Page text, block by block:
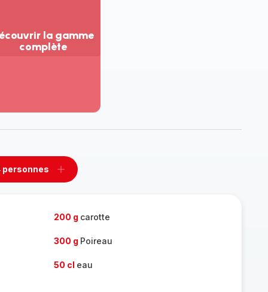
la gamme
complète
personnes
Ajouter
200 g carotte
300 g Poireau
50 cl eau